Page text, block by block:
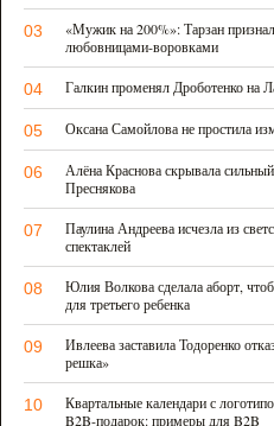
03
«Мужик на 200%»: Тарзан
любовницами-воровками
04 Галкин променял Дроботенко на
05 Оксана Самойлова не простила
06
Алёна Краснова скрывала
Преснякова
07
Паулина Андреева исчезла из
спектаклей
08
Юлия Волкова сделала аборт,
для третьего ребенка
09
Ивлеева заставила Тодоренко
решка»
10
Квартальные календари с
B2B-подарок: примеры для B2B